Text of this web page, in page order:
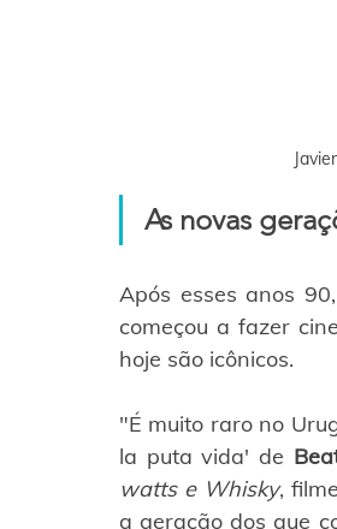
As novas
Após esses anos
começou a fazer
hoje são icônicos.
"É muito raro no
la puta vida' de
watts e Whisky,
a geração dos que